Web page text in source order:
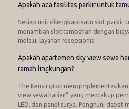
Apakah ada fasilitas parkir untuk
Setiap unit dilengkapi satu slot parkir
menambah slot tambahan dengan
melalui layanan resepsionis.
Apakah apartemen sky view sewa
ramah lingkungan?
The Kensington
view sewa harian” yang mencakup
LED, dan panel surya. Penghuni dapat